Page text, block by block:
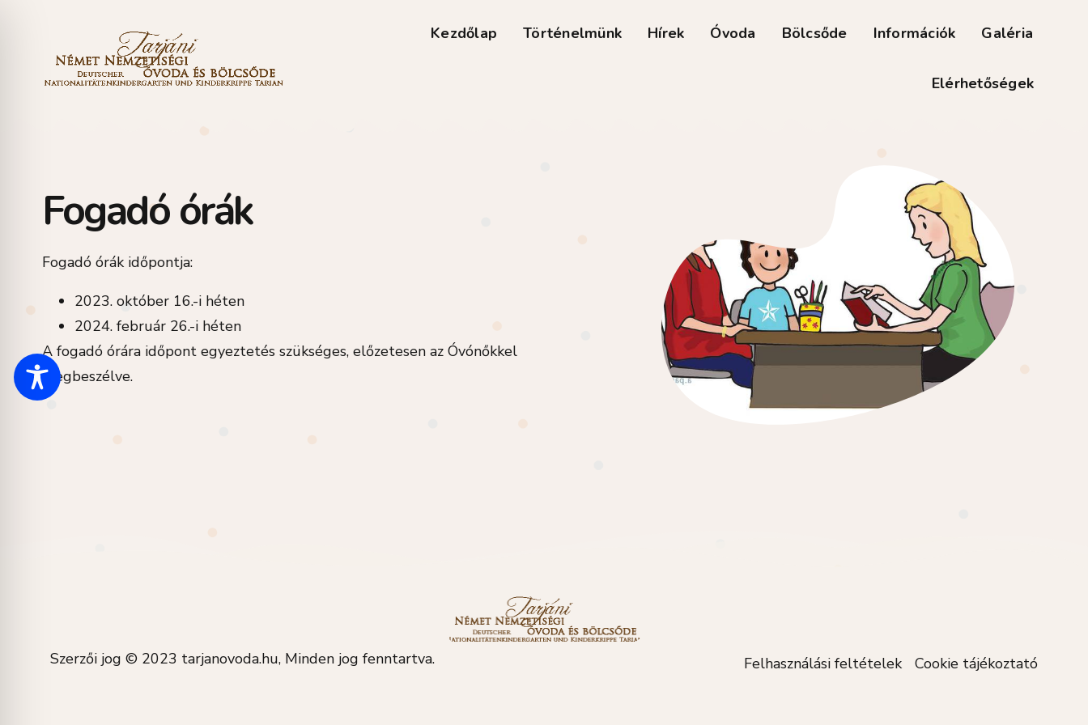
Kezdőlap Történelmünk Hírek Óvoda Bölcsőde Információk Galéria
Elérhetőségek
Fogadó órák
Fogadó órák időpontja:
2023. október 16.-i héten
2024. február 26.-i héten
A fogadó órára időpont egyeztetés szükséges, előzetesen az Óvónőkkel
megbeszélve.
Szerzői jog © 2023 tarjanovoda.hu, Minden jog fenntartva. Felhasználási feltételek Cookie tájékoztató